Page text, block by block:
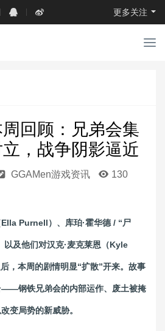
更多关注
导
周回顾：兄弟会集
，战争阴影逼近
GGAMen游戏资讯 130
Purnell）、库珀·霍华德 / “尸
及他们对汉克·麦克莱恩（Kyle
，本周的剧情明显“扩散”开来。故事
——钢铁兄弟会的内部运作、废土被掩
变局势的新威胁。